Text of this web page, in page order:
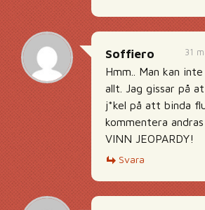
31
Soffiero
Hmm.. Man kan
allt. Jag gissar på
j*kel på att binda
kommentera andras
VINN JEOPARDY!
Svara